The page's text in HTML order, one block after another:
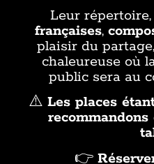
Leur
françaises,
plaisir du
chaleureuse où
public sera au
⚠️ Les places
👉